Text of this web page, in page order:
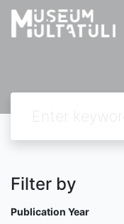
Filter by
Publication Year